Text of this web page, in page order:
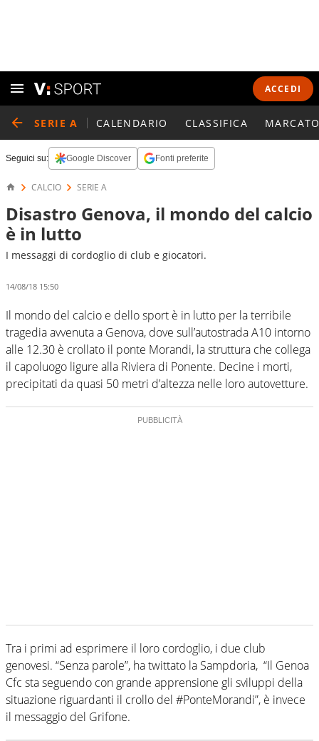
ACCEDI
SERIE A CALENDARIO CLASSIFICA
Seguici su: Google Discover Fonti preferite
CALCIO SERIE A
Disastro Genova, il mondo del calcio
è in lutto
I messaggi di cordoglio di club e giocatori.
14/08/18 15:50
Il mondo del calcio e dello sport è in lutto per la terribile
tragedia avvenuta a Genova, dove sull’autostrada A10 intorno
alle 12.30 è crollato il ponte Morandi, la struttura che collega
il capoluogo ligure alla Riviera di Ponente. Decine i morti,
precipitati da quasi 50 metri d’altezza nelle loro autovetture.
Tra i primi ad esprimere il loro cordoglio, i due club
genovesi. “Senza parole”, ha twittato la Sampdoria, “Il Genoa
Cfc sta seguendo con grande apprensione gli sviluppi della
situazione riguardanti il crollo del #PonteMorandi”, è invece
il messaggio del Grifone.